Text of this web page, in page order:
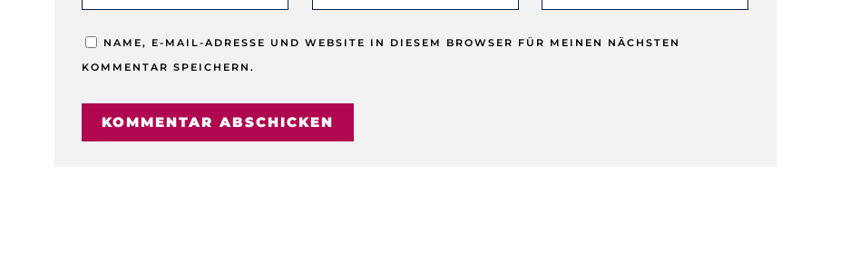
NAME, E-MAIL-ADRESSE UND WEBSITE IN DIESEM BROWSER FÜR MEINEN NÄCHSTEN
KOMMENTAR SPEICHERN.